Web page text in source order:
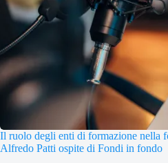
Il ruolo degli enti di formazione nella
Alfredo Patti ospite di Fondi in fondo